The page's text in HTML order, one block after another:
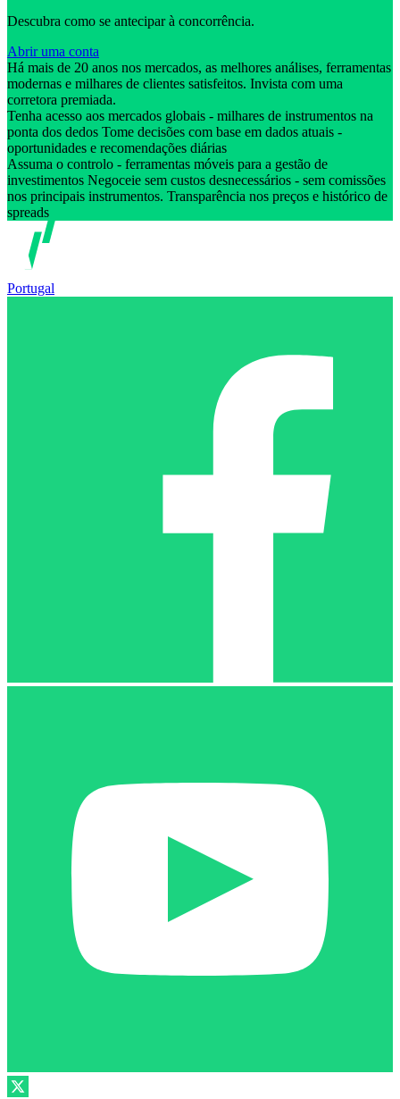
Descubra como se antecipar à concorrência.
Abrir uma conta
Há mais de 20 anos nos mercados, as melhores análises, ferramentas
modernas e milhares de clientes satisfeitos. Invista com uma
corretora premiada.
Tenha acesso aos mercados globais - milhares de instrumentos na
ponta dos dedos Tome decisões com base em dados atuais -
oportunidades e recomendações diárias
Assuma o controlo - ferramentas móveis para a gestão de
investimentos Negoceie sem custos desnecessários - sem comissões
nos principais instrumentos. Transparência nos preços e histórico de
spreads
Portugal